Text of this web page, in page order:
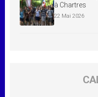
à Chartres
22 Mai 2026